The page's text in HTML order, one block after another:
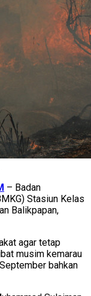
– Badan
Stasiun Kelas
Balikpapan,
agar tetap
musim kemarau
bahkan